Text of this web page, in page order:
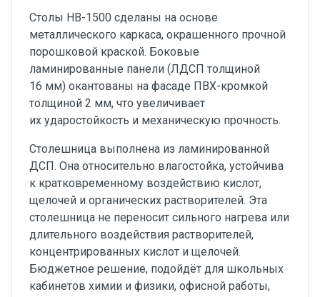
Столы НВ-1500 сделаны на основе
металлического каркаса, окрашенного прочной
порошковой краской. Боковые
ламинированные панели (ЛДСП толщиной
16 мм) окантованы на фасаде ПВХ-кромкой
толщиной 2 мм, что увеличивает
их ударостойкость и механическую прочность.
Столешница выполнена из ламинированной
ДСП. Она относительно влагостойка, устойчива
к кратковременному воздействию кислот,
щелочей и органических растворителей. Эта
столешница не переносит сильного нагрева или
длительного воздействия растворителей,
концентрированных кислот и щелочей.
Бюджетное решение, подойдёт для школьных
кабинетов химии и физики, офисной работы,